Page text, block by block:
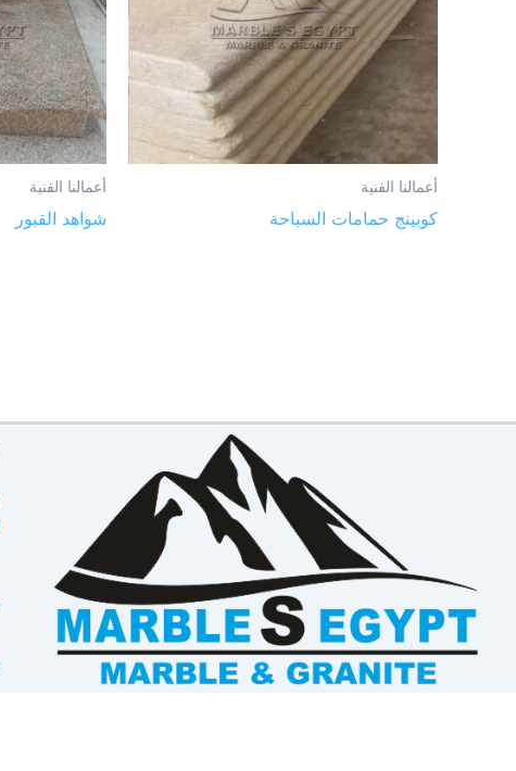
أعمالنا الفنية
كوبينج حمامات السباحة
أعمالنا الفنية
شواهد القبور